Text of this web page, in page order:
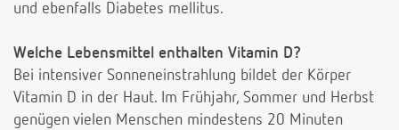
und ebenfalls Diabetes mellitus.
Welche Lebensmittel enthalten Vitamin D?
Bei intensiver Sonneneinstrahlung bildet der Körper
Vitamin D in der Haut. Im Frühjahr, Sommer und Herbst
genügen vielen Menschen mindestens 20 Minuten